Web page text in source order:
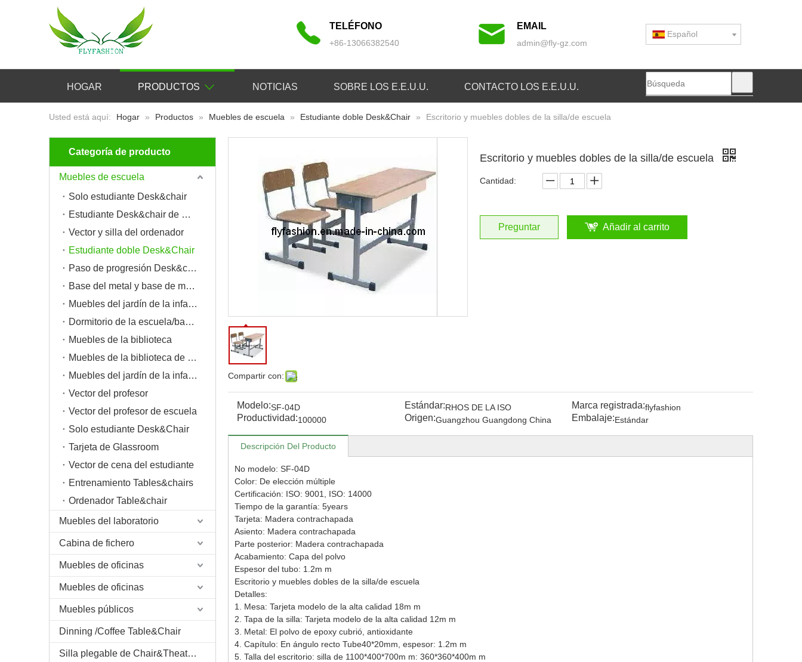
TELÉFONO
+86-13066382540
EMAIL
admin@fly-gz.com
Español
HOGAR PRODUCTOS NOTICIAS SOBRE LOS E.E.U.U. CONTACTO LOS E.E.U.U.
Usted está aquí: Hogar » Productos » Muebles de escuela » Estudiante doble Desk&Chair » Escritorio y muebles dobles de la silla/de escuela
Categoría de producto
Muebles de escuela
Solo estudiante Desk&chair
Estudiante Desk&chair de Doubel
Vector y silla del ordenador
Estudiante doble Desk&Chair
Paso de progresión Desk&chair
Base del metal y base de madera
Muebles del jardín de la infancia
Dormitorio de la escuela/base de cucheta
Muebles de la biblioteca
Muebles de la biblioteca de escuela
Muebles del jardín de la infancia
Vector del profesor
Vector del profesor de escuela
Solo estudiante Desk&Chair
Tarjeta de Glassroom
Vector de cena del estudiante
Entrenamiento Tables&chairs
Ordenador Table&chair
Muebles del laboratorio
Cabina de fichero
Muebles de oficinas
Muebles de oficinas
Muebles públicos
Dinning /Coffee Table&Chair
Silla plegable de Chair&Theatre del escritorio de Trainning
Compartir con:
Escritorio y muebles dobles de la silla/de escuela
Cantidad:
Preguntar Añadir al carrito
Modelo:SF-04D Estándar:RHOS DE LA ISO Marca registrada:flyfashion
Productividad:100000 Origen:Guangzhou Guangdong China Embalaje:Estándar
Descripción Del Producto
No modelo: SF-04D
Color: De elección múltiple
Certificación: ISO: 9001, ISO: 14000
Tiempo de la garantía: 5years
Tarjeta: Madera contrachapada
Asiento: Madera contrachapada
Parte posterior: Madera contrachapada
Acabamiento: Capa del polvo
Espesor del tubo: 1.2m m
Escritorio y muebles dobles de la silla/de escuela
Detalles:
1. Mesa: Tarjeta modelo de la alta calidad 18m m
2. Tapa de la silla: Tarjeta modelo de la alta calidad 12m m
3. Metal: El polvo de epoxy cubrió, antioxidante
4. Capítulo: En ángulo recto Tube40*20mm, espesor: 1.2m m
5. Talla del escritorio: silla de 1100*400*700m m: 360*360*400m m